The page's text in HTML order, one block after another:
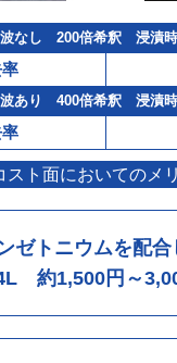
なし 200倍希釈 浸漬時
あり 400倍希釈 浸漬時
スト面においてのメ
ゼトニウムを配
約1,500円～